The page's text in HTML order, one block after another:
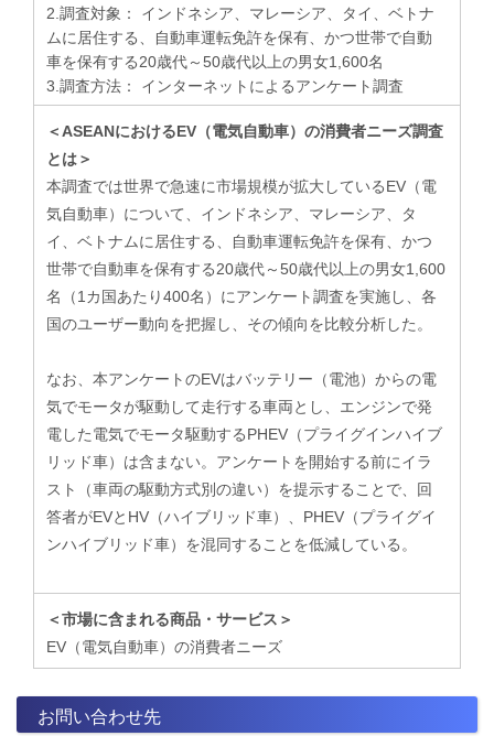
2.調査対象： インドネシア、マレーシア、タイ、ベトナ
ムに居住する、自動車運転免許を保有、かつ世帯で自動
車を保有する20歳代～50歳代以上の男女1,600名
3.調査方法： インターネットによるアンケート調査
＜ASEANにおけるEV（電気自動車）の消費者ニーズ調査
とは＞
本調査では世界で急速に市場規模が拡大しているEV（電
気自動車）について、インドネシア、マレーシア、タ
イ、ベトナムに居住する、自動車運転免許を保有、かつ
世帯で自動車を保有する20歳代～50歳代以上の男女1,600
名（1カ国あたり400名）にアンケート調査を実施し、各
国のユーザー動向を把握し、その傾向を比較分析した。
なお、本アンケートのEVはバッテリー（電池）からの電
気でモータが駆動して走行する車両とし、エンジンで発
電した電気でモータ駆動するPHEV（プライグインハイブ
リッド車）は含まない。アンケートを開始する前にイラ
スト（車両の駆動方式別の違い）を提示することで、回
答者がEVとHV（ハイブリッド車）、PHEV（プライグイ
ンハイブリッド車）を混同することを低減している。
＜市場に含まれる商品・サービス＞
EV（電気自動車）の消費者ニーズ
お問い合わせ先